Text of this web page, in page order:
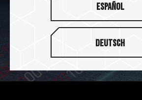
Español
Deutsch